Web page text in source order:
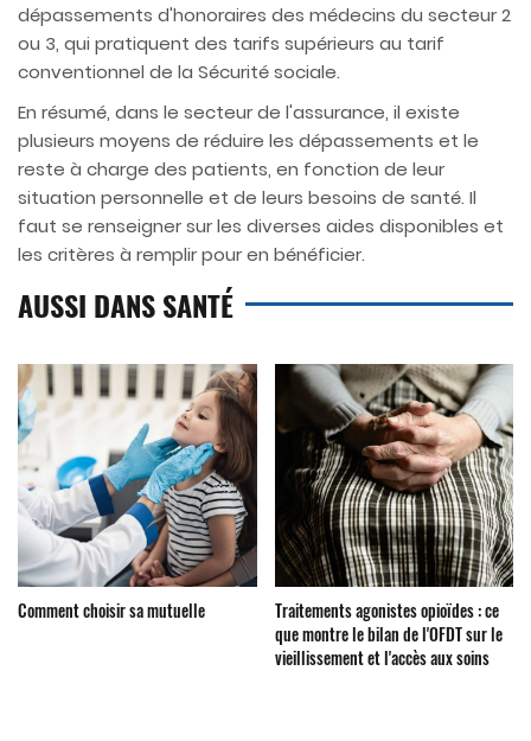
dépassements d'honoraires des médecins du secteur 2
ou 3, qui pratiquent des tarifs supérieurs au tarif
conventionnel de la Sécurité sociale.
En résumé, dans le secteur de l'assurance, il existe
plusieurs moyens de réduire les dépassements et le
reste à charge des patients, en fonction de leur
situation personnelle et de leurs besoins de santé. Il
faut se renseigner sur les diverses aides disponibles et
les critères à remplir pour en bénéficier.
AUSSI DANS SANTÉ
Comment choisir sa mutuelle
Traitements agonistes opioïdes : ce
que montre le bilan de l'OFDT sur le
vieillissement et l'accès aux soins